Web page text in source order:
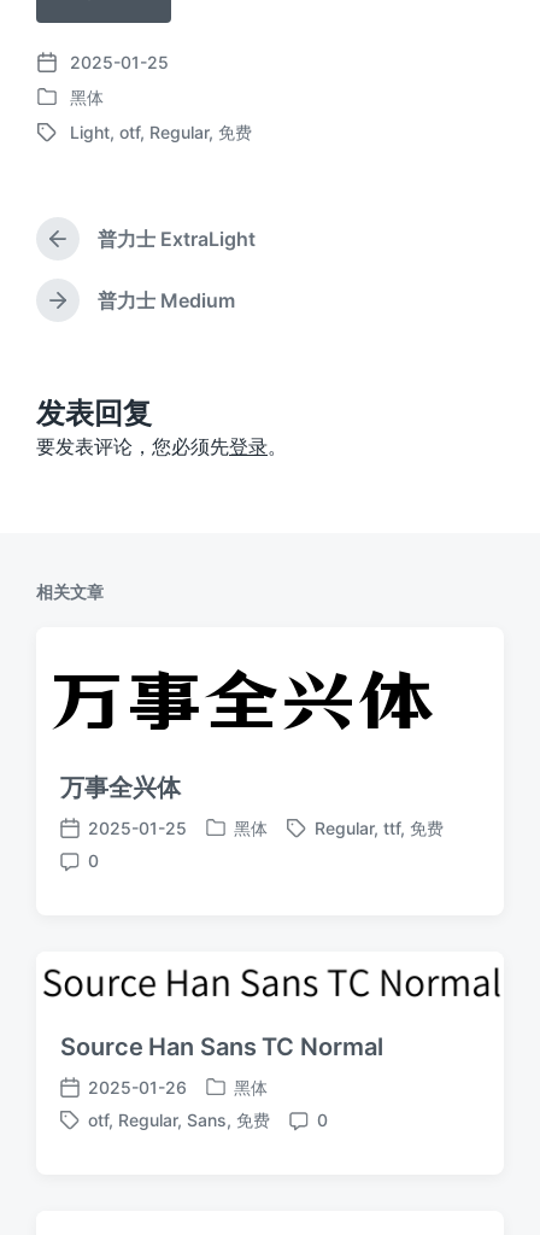
发
布
日
2025-01-25
发
布
黑体
标
Light, otf, Regular, 免费
上
篇
文
章
普力士 ExtraLight
下
：
普力士 Medium
发表回复
要发表评论，您必须先登录。
相关文章
万事全兴体
发
布
2025-01-25
发
黑体
标
Regular, ttf, 免费
评
0
Source Han Sans TC Normal
发
布
2025-01-26
发
布
黑体
标
otf, Regular, Sans, 免费
评
0